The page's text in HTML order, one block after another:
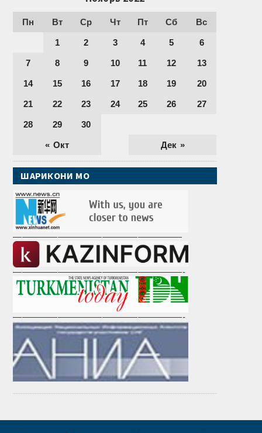
Пн Вт Ср Чт Пт Сб Вс
« Окт Дек »
1 2 3 4 5 6
7 8 9 10 11 12 13
14 15 16 17 18 19 20
21 22 23 24 25 26 27
28 29 30
ШАРИКОНИ МО
———————————————————
———————————————————-
———————————————————-